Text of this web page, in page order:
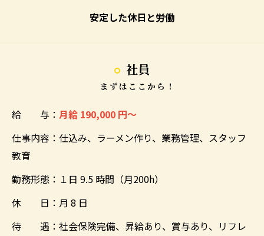
安定した休日と労働
社員
まずはここから！
給 与： 月給 190,000 円～
仕事内容：仕込み、ラーメン作り、業務管理、スタッフ
教育
勤務形態：１日 9.5 時間（月200h）
休 日：月 8 日
待 遇：社会保険完備、昇給あり、賞与あり、リフレ